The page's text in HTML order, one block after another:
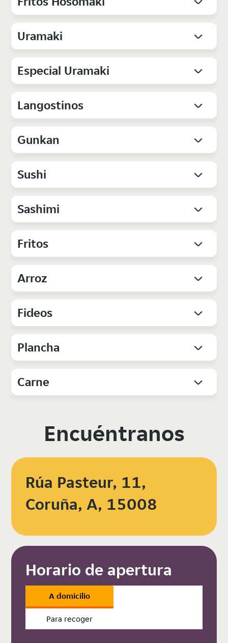
Uramaki
Especial Uramaki
Langostinos
Gunkan
Sushi
Sashimi
Fritos
Arroz
Fideos
Plancha
Carne
Encuéntranos
Rúa Pasteur, 11,
Coruña, A, 15008
Horario de apertura
A domicilio
Para recoger